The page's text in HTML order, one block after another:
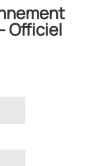
Officiel